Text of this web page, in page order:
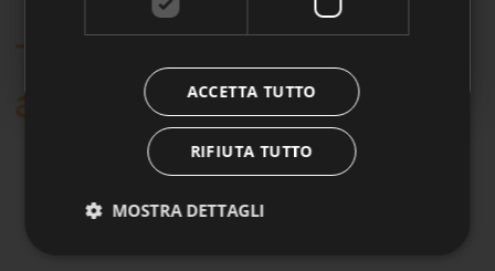
Ti potrebbe interessare
anche.
ACCETTA TUTTO
RIFIUTA TUTTO
MOSTRA DETTAGLI